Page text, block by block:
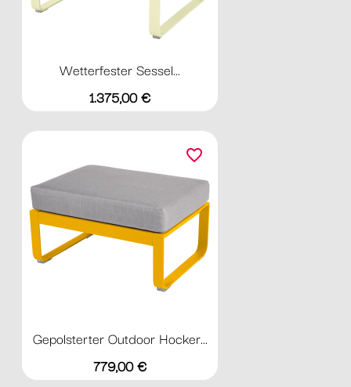
Wetterfester Sessel...
Preis
1.375,00 €
Gepolsterter Outdoor Hocker...
Preis
779,00 €
favorite_border